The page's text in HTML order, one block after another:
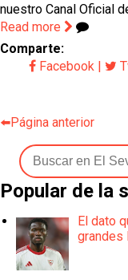
nuestro Canal Oficial
Read more
Comparte:
Facebook |
⬅️Página anterior
Popular de la
El dato
grandes